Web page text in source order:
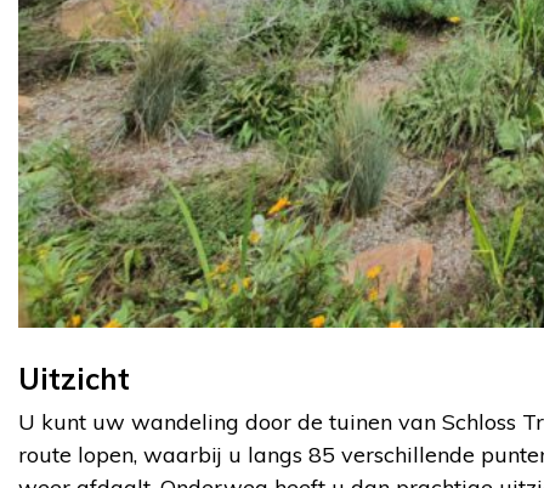
Uitzicht
U kunt uw wandeling door de tuinen van Schloss
route lopen, waarbij u langs 85 verschillende